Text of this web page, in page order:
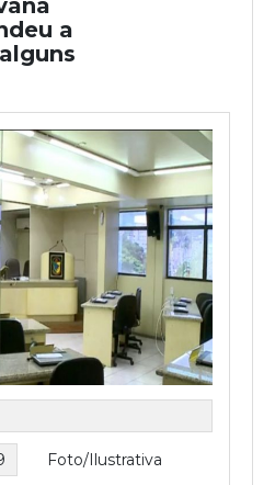
a
Foto/Ilustrativa